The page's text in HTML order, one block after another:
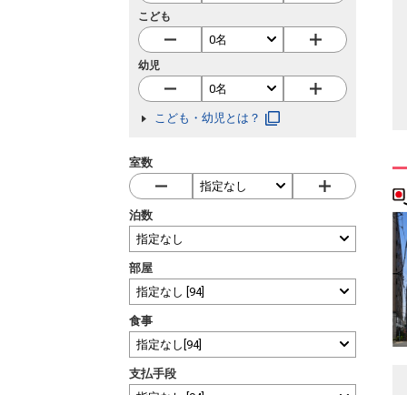
こども
幼児
こども・幼児とは？
室数
泊数
部屋
食事
支払手段